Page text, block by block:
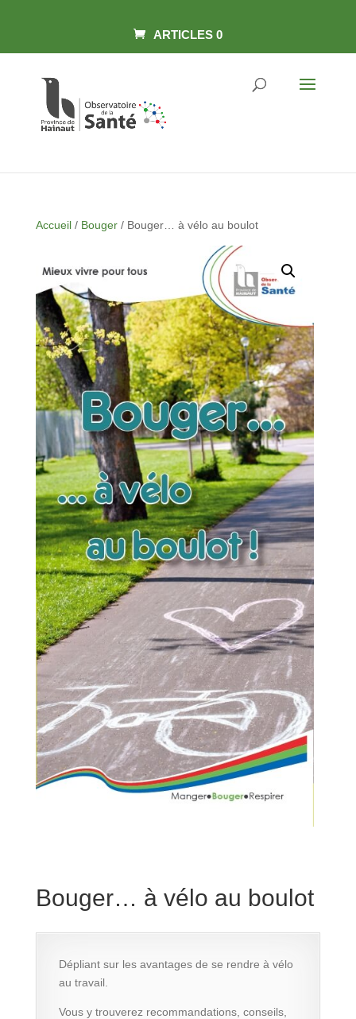
ARTICLES 0
Accueil/ Bouger/ Bouger… à vélo au boulot
Bouger… à vélo au boulot
Dépliant sur les avantages de se rendre à vélo
au travail
Vous y trouverez recommandations, conseils,